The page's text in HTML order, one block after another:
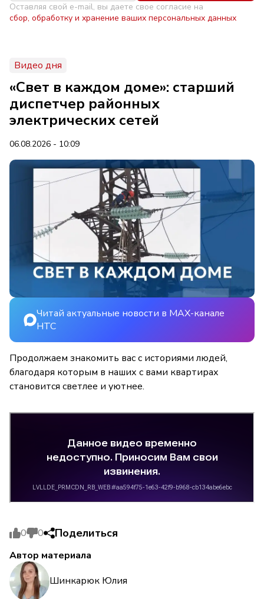
Оставляя свой e-mail, вы даете свое согласие на
сбор, обработку и хранение ваших персональных данных
Видео дня
«Свет в каждом доме»: старший
диспетчер районных
электрических сетей
06.08.2026 - 10:09
Читай актуальные новости в MAX-канале
НТС
Продолжаем знакомить вас с историями людей,
благодаря которым в наших с вами квартирах
становится светлее и уютнее.
0 0 Поделиться
Автор материала
Шинкарюк Юлия